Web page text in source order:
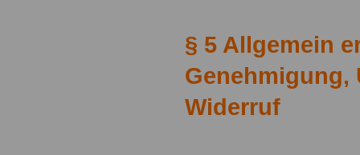
§ 5 Allgemein
Genehmigung,
Widerruf